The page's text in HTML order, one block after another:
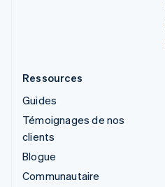
Ressources
Guides
Témoignages de nos
clients
Blogue
Communautaire